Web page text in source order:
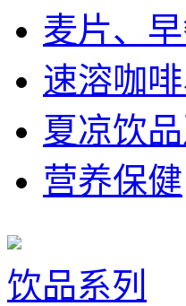
麦片、
速溶咖
夏凉饮
营养保健
饮品系列